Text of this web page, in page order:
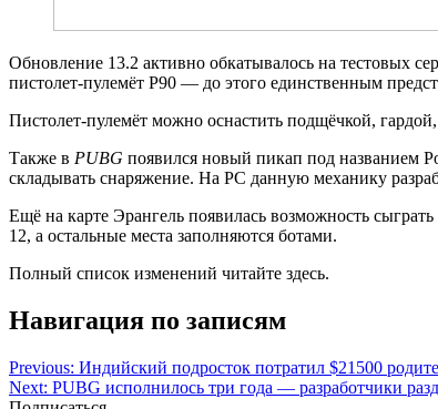
Обновление 13.2 активно обкатывалось на тестовых
пистолет-пулемёт P90 — до этого единственным
Пистолет-пулемёт можно оснастить подщёчкой,
Также в PUBG появился новый пикап под названием
складывать снаряжение. На PC данную механику
Ещё на карте Эрангель появилась возможность
12, а остальные места заполняются ботами.
Полный список изменений читайте здесь.
Навигация по записям
Previous: Индийский подросток потратил $21500
Next: PUBG исполнилось три года — разработчики